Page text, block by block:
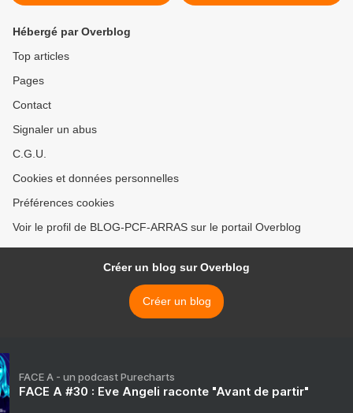
Hébergé par Overblog
Top articles
Pages
Contact
Signaler un abus
C.G.U.
Cookies et données personnelles
Préférences cookies
Voir le profil de BLOG-PCF-ARRAS sur le portail Overblog
Créer un blog sur Overblog
Créer un blog
FACE A - un podcast Purecharts
FACE A #30 : Eve Angeli raconte "Avant de partir"